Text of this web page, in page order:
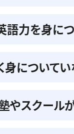
語力を身に
身について
やスクール